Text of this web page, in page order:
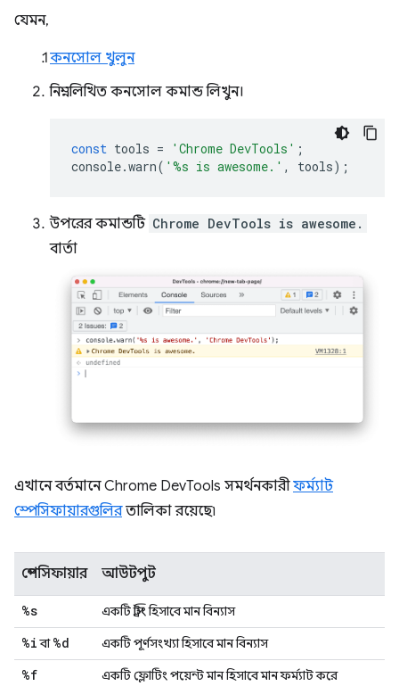
যেমন,
কনসোল খুলুন
নিম্নলিখিত কনসোল কমান্ড লিখুন।
const tools = 'Chrome DevTools' ;
console.warn( '%s is awesome.' , tools);
উপরের কমান্ডটি Chrome DevTools is awesome.
বার্তা
এখানে বর্তমানে Chrome DevTools সমর্থনকারীফর্ম্যাট
স্পেসিফায়ারগুলিরতালিকা রয়েছে৷
স্পেসিফায়ার আউটপুট
%s একটি স্ট্রিং হিসাবে মান বিন্যাস
%iবা%d একটি পূর্ণসংখ্যা হিসাবে মান বিন্যাস
%f একটি ফ্লোটিং পয়েন্ট মান হিসাবে মান ফর্ম্যাট করে